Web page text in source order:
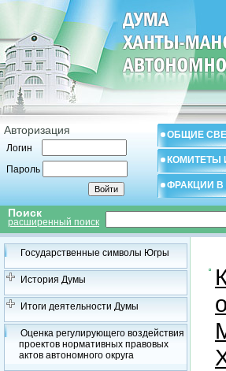
Авторизация
Логин
Пароль
ОБЩИЕ
КОМИТЕТЫ
ФРАКЦИИ В
Поиск
расширенный поиск
Государственные символы Югры
История Думы
Итоги деятельности Думы
Оценка регулирующего воздействия
проектов нормативных правовых
актов автономного округа